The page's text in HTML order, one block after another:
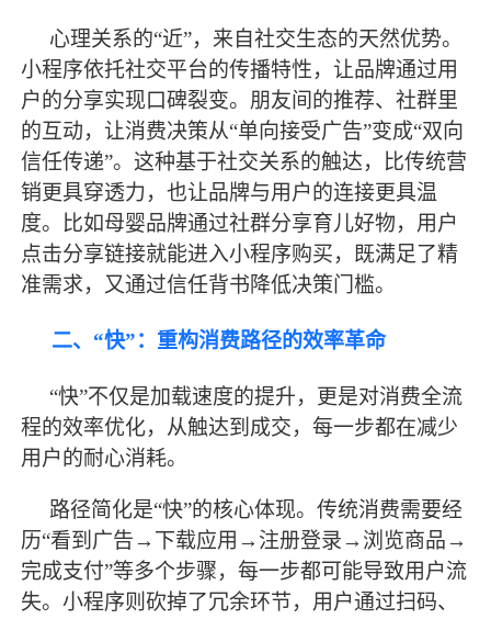
心理关系的“近”，来自社交生态的天然优势。
小程序依托社交平台的传播特性，让品牌通过用
户的分享实现口碑裂变。朋友间的推荐、社群里
的互动，让消费决策从“单向接受广告”变成“双向
信任传递”。这种基于社交关系的触达，比传统营
销更具穿透力，也让品牌与用户的连接更具温
度。比如母婴品牌通过社群分享育儿好物，用户
点击分享链接就能进入小程序购买，既满足了精
准需求，又通过信任背书降低决策门槛。
二、 “快”：重构消费路径的效率革命
“快”不仅是加载速度的提升，更是对消费全流
程的效率优化，从触达到成交，每一步都在减少
用户的耐心消耗。
路径简化是“快”的核心体现。传统消费需要经
历“看到广告→下载应用→注册登录→浏览商品→
完成支付”等多个步骤，每一步都可能导致用户流
失。小程序则砍掉了冗余环节，用户通过扫码、